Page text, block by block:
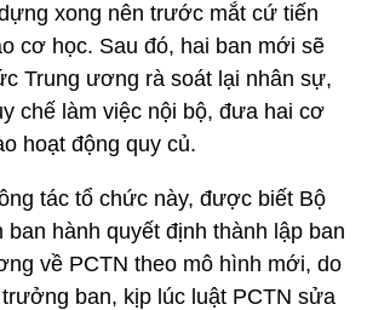
xong nên trước mắt cứ tiến
cơ học. Sau đó, hai ban mới sẽ
Trung ương rà soát lại nhân sự,
chế làm việc nội bộ, đưa hai cơ
hoạt động quy củ.
tác tổ chức này, được biết Bộ
hành quyết định thành lập ban
về PCTN theo mô hình mới, do
ban, kịp lúc luật PCTN sửa